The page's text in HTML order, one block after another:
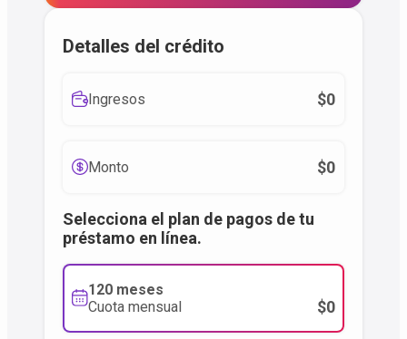
Detalles del crédito
Ingresos $0
Monto $0
Selecciona el plan de pagos de tu
préstamo en línea.
120 meses
Cuota mensual
$0